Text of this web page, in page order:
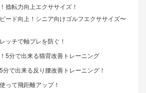
捻転力向上エクササイズ！
ード向上！シニア向けゴルフエクササイズ〜
ッチで軸ブレを防ぐ！
5分で出来る猫背改善トレーニング
で出来る反り腰改善トレーニング！
って飛距離アップ！